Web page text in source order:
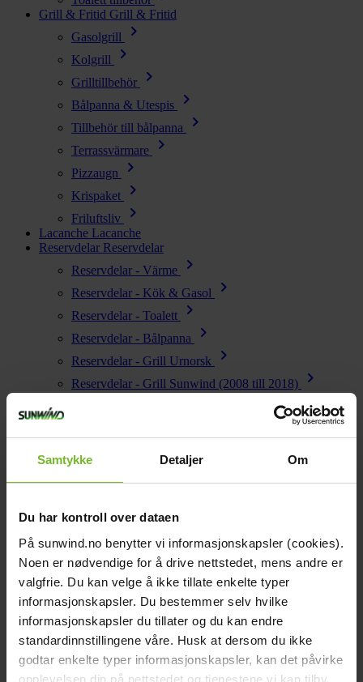
Samtykke Detaljer Om
Du har kontroll over dataen
På sunwind.no benytter vi informasjonskapsler (cookies).
Noen er nødvendige for å drive nettstedet, mens andre er
valgfrie. Du kan velge å ikke tillate enkelte typer
informasjonskapsler. Du bestemmer selv hvilke
informasjonskapsler du tillater og du kan endre
standardinnstillingene våre. Husk at dersom du ikke
godtar enkelte typer informasjonskapsler, kan det påvirke
opplevelsen din på nettstedet og tjenestene vi kan tilby.
Grill & Fritid Grill & Fritid
Gasolgrill
chevron_right
Kolgrill chevron_right
Grilltillbehör chevron_right
Bålpanna & Utespis chevron_right
Tillbehör till bålpanna chevron_right
Terrassvärmare chevron_right
Pizzaugn chevron_right
Krispaket chevron_right
Friluftsliv chevron_right
Lacanche Lacanche
Reservdelar Reservdelar
Reservdelar - Värme
chevron_right
Reservdelar - Kök & Gasol chevron_right
Reservdelar - Toalett chevron_right
Reservdelar - Bålpanna chevron_right
Reservdelar - Grill Urnorsk chevron_right
Reservdelar - Grill Sunwind (2008 till 2018) chevron_right
chevron_right
close
chevron_left Tillbaka till huvudmenyn Se alla
Energi chevron_right
Kök & Gasol chevron_right
Värme chevron_right
Vatten chevron_right
Kök och gasol
Sunwind Kaffebryggare för gasollåga - Home Away
Kök och gasol
Sunwind Kaffebryggare för